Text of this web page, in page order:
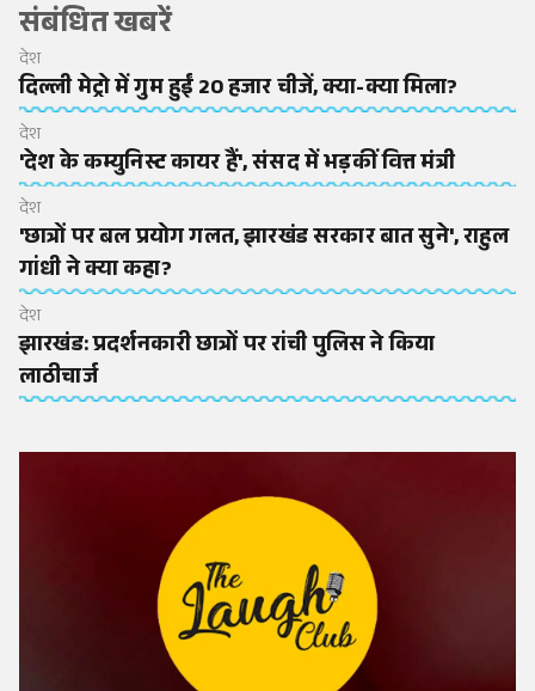
संबंधित खबरें
देश
दिल्ली मेट्रो में गुम हुईं 20 हजार चीजें, क्या-क्या मिला?
देश
'देश के कम्युनिस्ट कायर हैं', संसद में भड़कीं वित्त मंत्री
देश
'छात्रों पर बल प्रयोग गलत, झारखंड सरकार बात सुने', राहुल
गांधी ने क्या कहा?
देश
झारखंड: प्रदर्शनकारी छात्रों पर रांची पुलिस ने किया
लाठीचार्ज